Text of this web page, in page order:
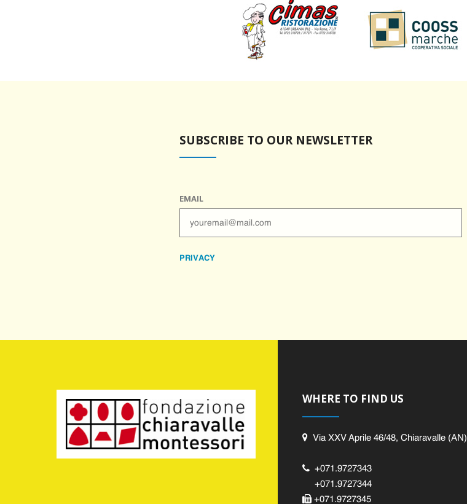
SUBSCRIBE TO OUR NEWSLETTER
EMAIL
PRIVACY
WHERE TO FIND US
Via XXV Aprile 46/48, Chiaravalle (AN)
+071.9727343
+071.9727344
+071.9727345